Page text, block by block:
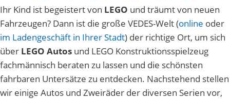
Ihr Kind ist begeistert von LEGO und träumt von neuen
Fahrzeugen? Dann ist die große VEDES-Welt (online oder
im Ladengeschäft in Ihrer Stadt) der richtige Ort, um sich
über LEGO Autos und LEGO Konstruktionsspielzeug
fachmännisch beraten zu lassen und die schönsten
fahrbaren Untersätze zu entdecken. Nachstehend stellen
wir einige Autos und Zweiräder der diversen Serien vor,